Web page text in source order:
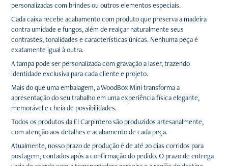
personalizadas com brindes ou outros elementos especiais.
Cada caixa recebe acabamento com produto que preserva a madeira
contra umidade e fungos, além de realçar naturalmente seus
contrastes, tonalidades e características únicas. Nenhuma peça é
exatamente igual à outra.
A tampa pode ser personalizada com gravação a laser, trazendo
identidade exclusiva para cada cliente e projeto.
Mais do que uma embalagem, a WoodBox Mini transforma a
apresentação do seu trabalho em uma experiência física elegante,
memorável e cheia de possibilidades.
Todos os produtos da El Carpintero são produzidos artesanalmente,
com atenção aos detalhes e acabamento de cada peça.
Atualmente, nosso prazo de produção é de até 20 dias corridos para
postagem, contados após a confirmação do pedido. O prazo de entrega